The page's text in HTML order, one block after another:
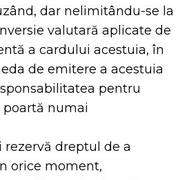
dar nelimitându-se la
valutară aplicate de
a cardului acestuia, în
de emitere a acestuia
pentru
poartă numai
rezervă dreptul de a
orice moment,